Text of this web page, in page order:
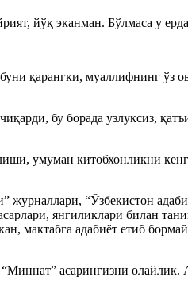
йўқ эканман. Бўлмаса у
қарангки, муаллифнинг ўз
бу борада узлуксиз,
умуман китобхонликни
“Ўзбекистон
янгиликлари билан
мактабга адабиёт етиб
асарингизни олайлик.